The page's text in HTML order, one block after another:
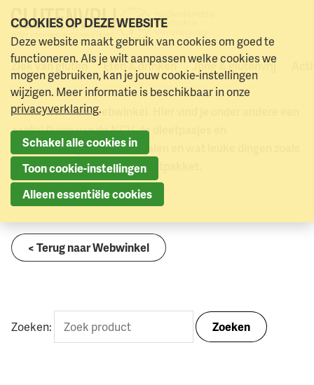
Naar menu Naar hoofdinhoud
Ziek van gluten Eten & drinken Jong & glutenvrij
Webwinkel Maleisisch dieetpasje (download)
Webwinkel
Welkom in onze webwinkel. Hier vind je onder andere een
aantal flyers van de NCV, de dieetpasjes en
dieetvertalingen in zo’n 40 talen en wat leuke dingen zoals
een poster en het spreekbeurtpakket.
< Terug naar Webwinkel
Zoeken: Zoeken
COOKIES OP DEZE WEBSITE
Deze website maakt gebruik van cookies om goed te
functioneren. Als je wilt aanpassen welke cookies we
mogen gebruiken, kan je jouw cookie-instellingen
wijzigen. Meer informatie is beschikbaar in onze
privacyverklaring.
Schakel alle cookies in
Toon cookie-instellingen
Alleen essentiële cookies